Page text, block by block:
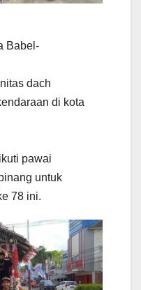
Babel-
dach
di kota
pawai
untuk
78 ini.